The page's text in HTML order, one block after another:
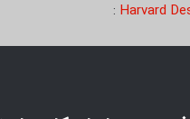
Harvard
: